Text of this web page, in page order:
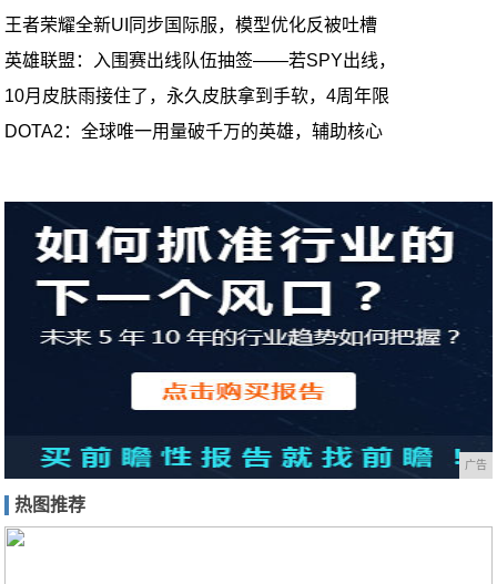
王者荣耀全新UI同步国际服，模型优化反被吐槽
英雄联盟：入围赛出线队伍抽签——若SPY出线，
10月皮肤雨接住了，永久皮肤拿到手软，4周年限
DOTA2：全球唯一用量破千万的英雄，辅助核心
广告
热图推荐